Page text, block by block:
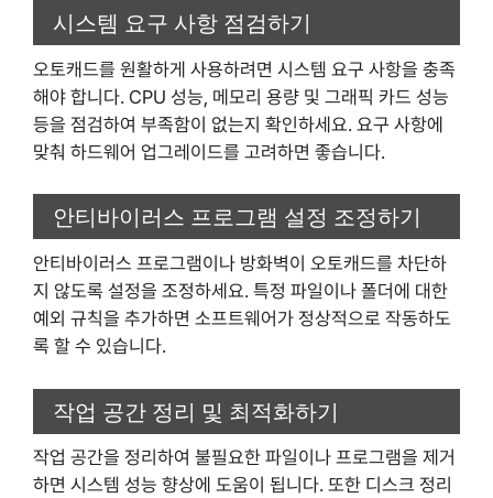
시스템 요구 사항 점검하기
오토캐드를 원활하게 사용하려면 시스템 요구 사항을 충족
해야 합니다. CPU 성능, 메모리 용량 및 그래픽 카드 성능
등을 점검하여 부족함이 없는지 확인하세요. 요구 사항에
맞춰 하드웨어 업그레이드를 고려하면 좋습니다.
안티바이러스 프로그램 설정 조정하기
안티바이러스 프로그램이나 방화벽이 오토캐드를 차단하
지 않도록 설정을 조정하세요. 특정 파일이나 폴더에 대한
예외 규칙을 추가하면 소프트웨어가 정상적으로 작동하도
록 할 수 있습니다.
작업 공간 정리 및 최적화하기
작업 공간을 정리하여 불필요한 파일이나 프로그램을 제거
하면 시스템 성능 향상에 도움이 됩니다. 또한 디스크 정리